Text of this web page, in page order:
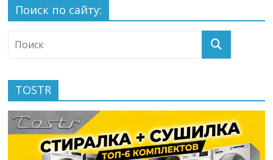
Поиск по сайту:
TOSTR